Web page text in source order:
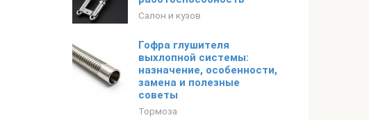
Салон и кузов
Гофра глушителя
выхлопной системы:
назначение, особенности,
замена и полезные
советы
Тормоза